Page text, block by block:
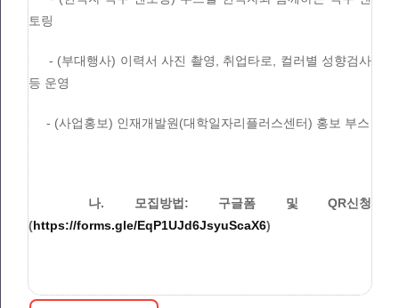
토링
- (부대행사) 이력서 사진 촬영, 취업타로, 컬러별 성향검사
등 운영
- (사업홍보) 인재개발원(대학일자리플러스센터) 홍보 부스
나. 모집방법: 구글폼 및 QR신청
(https://forms.gle/EqP1UJd6JsyuScaX6)